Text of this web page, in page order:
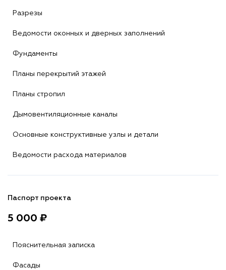
Разрезы
Ведомости оконных и дверных заполнений
Фундаменты
Планы перекрытий этажей
Планы стропил
Дымовентиляционные каналы
Основные конструктивные узлы и детали
Ведомости расхода материалов
Паспорт проекта
5 000 ₽
Пояснительная записка
Фасады